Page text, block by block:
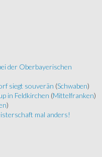
der Oberbayerischen
siegt souverän (Schwaben)
in Feldkirchen (Mittelfranken)
)
mal anders!